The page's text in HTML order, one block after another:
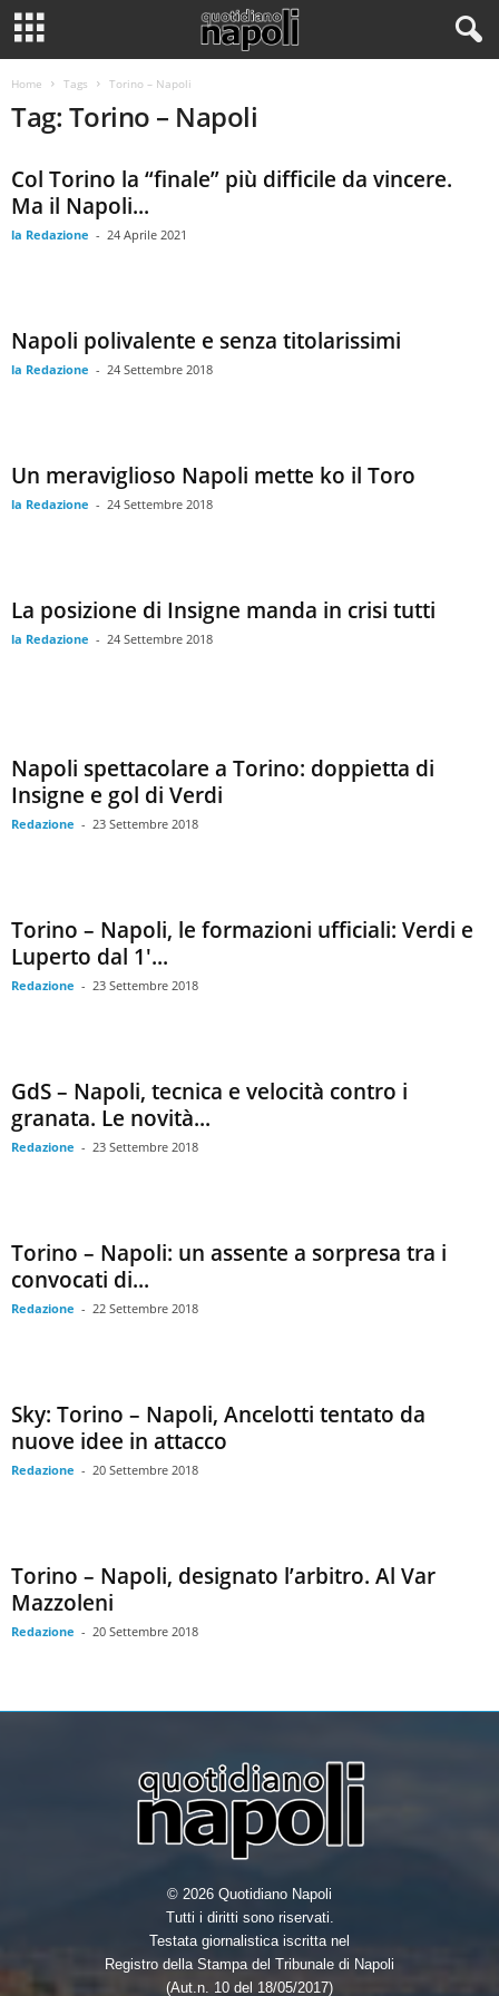
Home Tags Torino – Napoli
Tag: Torino – Napoli
Col Torino la “finale” più difficile da vincere.
Ma il Napoli...
la Redazione - 24 Aprile 2021
Napoli polivalente e senza titolarissimi
la Redazione - 24 Settembre 2018
Un meraviglioso Napoli mette ko il Toro
la Redazione - 24 Settembre 2018
La posizione di Insigne manda in crisi tutti
la Redazione - 24 Settembre 2018
Napoli spettacolare a Torino: doppietta di
Insigne e gol di Verdi
Redazione - 23 Settembre 2018
Torino – Napoli, le formazioni ufficiali: Verdi e
Luperto dal 1′...
Redazione - 23 Settembre 2018
GdS – Napoli, tecnica e velocità contro i
granata. Le novità...
Redazione - 23 Settembre 2018
Torino – Napoli: un assente a sorpresa tra i
convocati di...
Redazione - 22 Settembre 2018
Sky: Torino – Napoli, Ancelotti tentato da
nuove idee in attacco
Redazione - 20 Settembre 2018
Torino – Napoli, designato l’arbitro. Al Var
Mazzoleni
Redazione - 20 Settembre 2018
© 2026 Quotidiano Napoli
Tutti i diritti sono riservati.
Testata giornalistica iscritta nel
Registro della Stampa del Tribunale di Napoli
(Aut.n. 10 del 18/05/2017)